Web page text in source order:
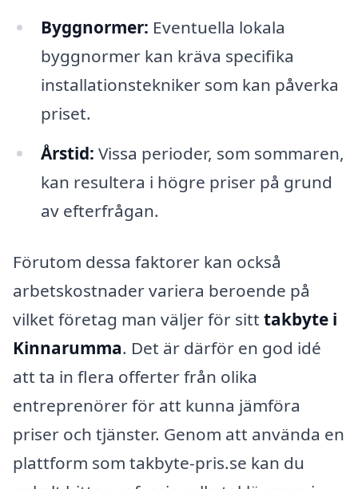
Byggnormer: Eventuella lokala
byggnormer kan kräva specifika
installationstekniker som kan påverka
priset.
Årstid: Vissa perioder, som sommaren,
kan resultera i högre priser på grund
av efterfrågan.
Förutom dessa faktorer kan också
arbetskostnader variera beroende på
vilket företag man väljer för sitt takbyte i
Kinnarumma. Det är därför en god idé
att ta in flera offerter från olika
entreprenörer för att kunna jämföra
priser och tjänster. Genom att använda en
plattform som takbyte-pris.se kan du